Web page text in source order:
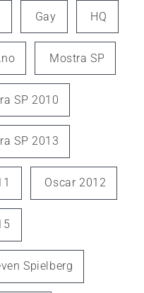
Gay HQ
Mostra SP
SP 2010
SP 2013
Oscar 2012
Spielberg